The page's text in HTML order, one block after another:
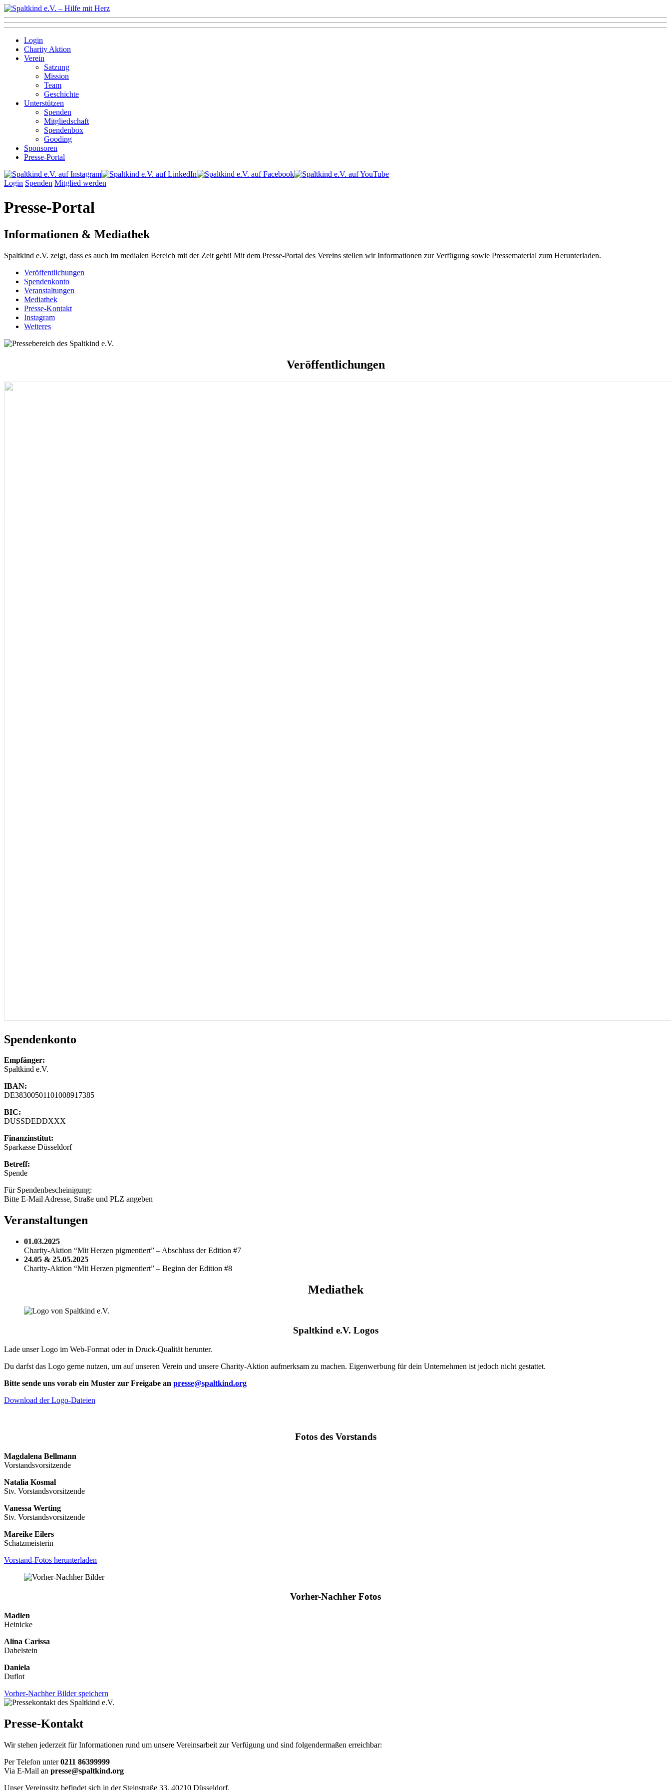
Login
Charity Aktion
Verein
Satzung
Mission
Team
Geschichte
Unterstützen
Spenden
Mitgliedschaft
Spendenbox
Gooding
Sponsoren
Presse-Portal
Login Spenden Mitglied werden
Presse-Portal
Informationen & Mediathek
Spaltkind e.V. zeigt, dass es auch im medialen Bereich mit der Zeit geht! Mit dem Presse-Portal des Vereins stellen wir Informationen zur Verfügung sowie Pressematerial zum Herunterladen.
Veröffentlichungen
Spendenkonto
Veranstaltungen
Mediathek
Presse-Kontakt
Instagram
Weiteres
Veröffentlichungen
Spendenkonto
Empfänger:
Spaltkind e.V.
IBAN:
DE38300501101008917385
BIC:
DUSSDEDDXXX
Finanzinstitut:
Sparkasse Düsseldorf
Betreff:
Spende
Für Spendenbescheinigung:
Bitte E-Mail Adresse, Straße und PLZ angeben
Veranstaltungen
01.03.2025
Charity-Aktion “Mit Herzen pigmentiert” – Abschluss der Edition #7
24.05 & 25.05.2025
Charity-Aktion “Mit Herzen pigmentiert” – Beginn der Edition #8
Mediathek
Spaltkind e.V. Logos
Lade unser Logo im Web-Format oder in Druck-Qualität herunter.
Du darfst das Logo gerne nutzen, um auf unseren Verein und unsere Charity-Aktion aufmerksam zu machen. Eigenwerbung für dein Unternehmen ist jedoch nicht gestattet.
Bitte sende uns vorab ein Muster zur Freigabe an presse@spaltkind.org
Download der Logo-Dateien
Fotos des Vorstands
Magdalena Bellmann
Vorstandsvorsitzende
Natalia Kosmal
Stv. Vorstandsvorsitzende
Vanessa Werting
Stv. Vorstandsvorsitzende
Mareike Eilers
Schatzmeisterin
Vorstand-Fotos herunterladen
Vorher-Nachher Fotos
Madlen
Heinicke
Alina Carissa
Dabelstein
Daniela
Duflot
Vorher-Nachher Bilder speichern
Presse-Kontakt
Wir stehen jederzeit für Informationen rund um unsere Vereinsarbeit zur Verfügung und sind folgendermaßen erreichbar:
Per Telefon unter0211 86399999
Via E-Mail an presse@spaltkind.org
Unser Vereinssitz befindet sich in der Steinstraße 33, 40210 Düsseldorf.